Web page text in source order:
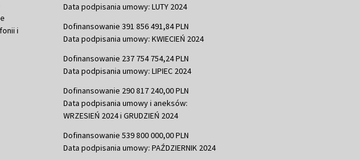
i
Data podpisania umowy: LUTY 2024
Dofinansowanie 391 856 491,84 PLN
Data podpisania umowy: KWIECIEŃ 2024
Dofinansowanie 237 754 754,24 PLN
Data podpisania umowy: LIPIEC 2024
Dofinansowanie 290 817 240,00 PLN
Data podpisania umowy i aneksów:
WRZESIEŃ 2024 i GRUDZIEŃ 2024
Dofinansowanie 539 800 000,00 PLN
Data podpisania umowy: PAŹDZIERNIK 2024